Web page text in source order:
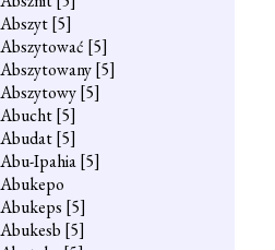
Abszyt[5]
Abszytować [5]
Abszytowany[5]
Abszytowy[5]
Abucht[5]
Abudat[5]
Abu-Ipahia[5]
Abukepo
Abukeps [5]
Abukesb [5]